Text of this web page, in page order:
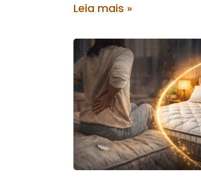
Leia mais »